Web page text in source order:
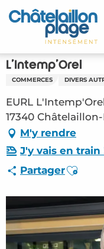
Aller
au
principal
Accueil
Découvrir
Activités
A vivre
Rendez-vous
Votre séjour
Espace Pro
L'Intemp'Orel
COMMERCES DIVERS
EURL
17340
M'y rendre
J'y vais en train
PartagerAjouter